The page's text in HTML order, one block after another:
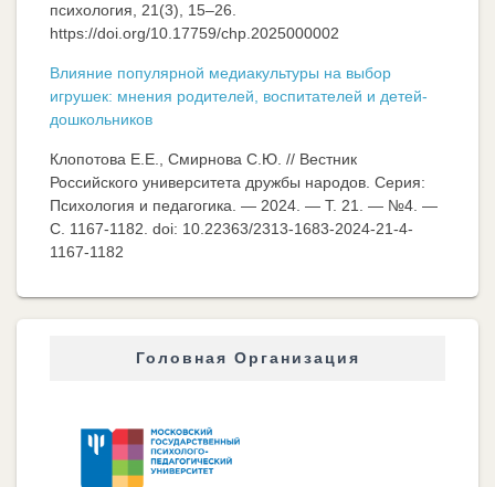
психология, 21(3), 15–26.
https://doi.org/10.17759/chp.2025000002
Влияние популярной медиакультуры на выбор
игрушек: мнения родителей, воспитателей и детей-
дошкольников
Клопотова Е.Е., Смирнова С.Ю. // Вестник
Российского университета дружбы народов. Серия:
Психология и педагогика. — 2024. — Т. 21. — №4. —
C. 1167-1182. doi: 10.22363/2313-1683-2024-21-4-
1167-1182
Головная Организация